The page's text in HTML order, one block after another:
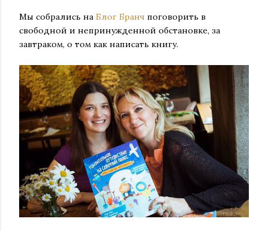
Мы собрались на Блог Бранч поговорить в
свободной и непринужденной обстановке, за
завтраком, о том как написать книгу.